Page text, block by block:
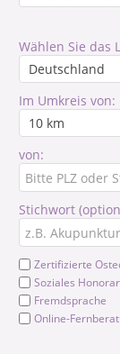
Wählen Sie das
Im Umkreis von:
von:
Stichwort
Zertifizierte
Soziales Honorar
Fremdsprache
Online-